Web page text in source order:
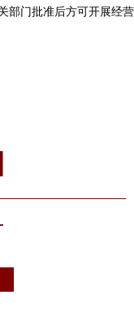
部门批准后方可开展经营